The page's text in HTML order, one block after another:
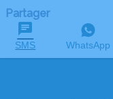
Partager
SMS WhatsApp